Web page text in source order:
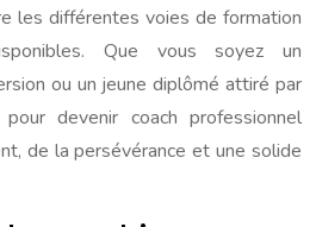
les différentes voies de formation
Que vous soyez un
ou un jeune diplômé attiré par
devenir coach professionnel
de la persévérance et une solide